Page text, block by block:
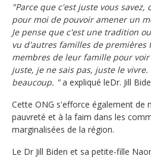
"Parce que c'est juste vous
pour moi de pouvoir amener un
Je pense que c'est une tradition
vu d'autres familles de premières
membres de leur famille pour
juste, je ne sais pas, juste le vivre.
beaucoup. "a expliqué leDr. Jill
Cette ONG s'efforce également de
pauvreté et à la faim dans les
marginalisées de la région.
Le Dr Jill Biden et sa petite-fille